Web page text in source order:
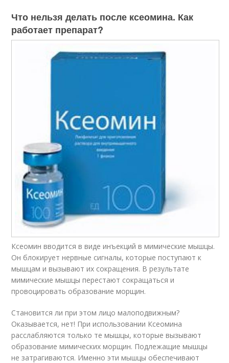
Что нельзя делать после ксеомина. Как
работает препарат?
Ксеомин вводится в виде инъекций в мимические мышцы.
Он блокирует нервные сигналы, которые поступают к
мышцам и вызывают их сокращения. В результате
мимические мышцы перестают сокращаться и
провоцировать образование морщин.
Становится ли при этом лицо малоподвижным?
Оказывается, нет! При использовании Ксеомина
расслабляются только те мышцы, которые вызывают
образование мимических морщин. Подлежащие мышцы
не затрагиваются. Именно эти мышцы обеспечивают